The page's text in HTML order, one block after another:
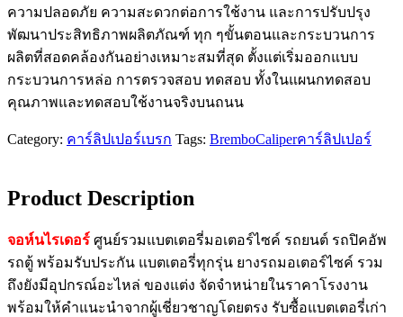
ความปลอดภัย ความสะดวกต่อการใช้งาน และการปรับปรุง
พัฒนาประสิทธิภาพผลิตภัณฑ์ ทุก ๆขั้นตอนและกระบวนการ
ผลิตที่สอดคล้องกันอย่างเหมาะสมที่สุด ตั้งแต่เริ่มออกแบบ
กระบวนการหล่อ การตรวจสอบ ทดสอบ ทั้งในแผนกทดสอบ
คุณภาพและทดสอบใช้งานจริงบนถนน
Category: คาร์ลิปเปอร์เบรก Tags: BremboCaliperคาร์ลิปเปอร์
Product Description
จอห์นไรเดอร์ ศูนย์รวมแบตเตอรี่มอเตอร์ไซค์ รถยนต์ รถปิคอัพ
รถตู้ พร้อมรับประกัน แบตเตอรี่ทุกรุ่น ยางรถมอเตอร์ไซค์ รวม
ถึงยังมีอุปกรณ์อะไหล่ ของแต่ง จัดจำหน่ายในราคาโรงงาน
พร้อมให้คำแนะนำจากผู้เชี่ยวชาญโดยตรง รับซื้อแบตเตอรี่เก่า